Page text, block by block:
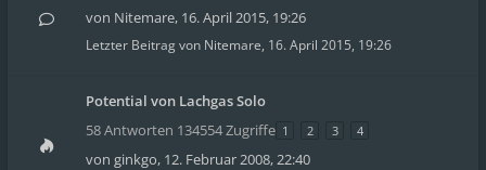
von Nitemare, 16. April 2015, 19:26
Letzter Beitrag von Nitemare, 16. April 2015, 19:26
Potential von Lachgas Solo
58 Antworten 134554 Zugriffe 1 2 3 4
von ginkgo, 12. Februar 2008, 22:40